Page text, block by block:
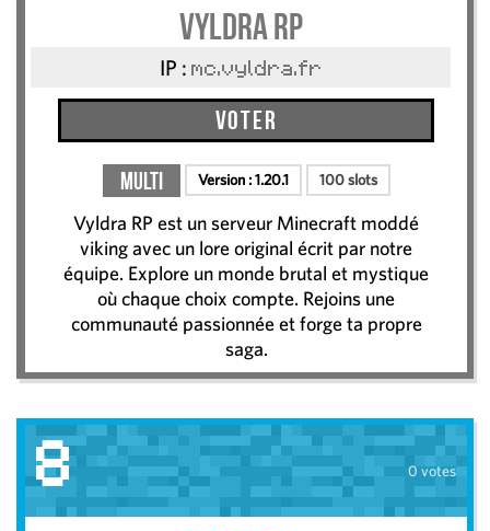
Vyldra RP
IP : mc.vyldra.fr
Voter
Multi Version :1.20.1 100 slots
Vyldra RP est un serveur Minecraft moddé
viking avec un lore original écrit par notre
équipe. Explore un monde brutal et mystique
où chaque choix compte. Rejoins une
communauté passionnée et forge ta propre
saga.
8 0 votes